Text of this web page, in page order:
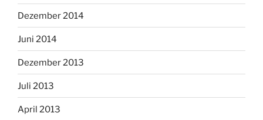
Dezember 2014
Juni 2014
Dezember 2013
Juli 2013
April 2013